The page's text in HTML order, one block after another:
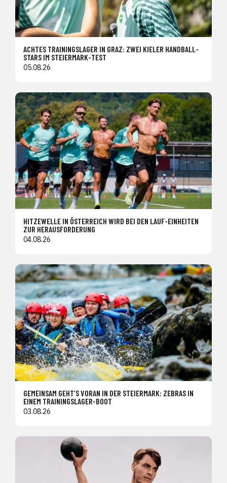
ACHTES TRAININGSLAGER IN GRAZ: ZWEI KIELER HANDBALL-
STARS IM STEIERMARK-TEST
05.08.26
HITZEWELLE IN ÖSTERREICH WIRD BEI DEN LAUF-EINHEITEN
ZUR HERAUSFORDERUNG
04.08.26
GEMEINSAM GEHT’S VORAN IN DER STEIERMARK: ZEBRAS IN
EINEM TRAININGSLAGER-BOOT
03.08.26